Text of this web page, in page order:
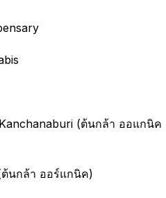
(ต้นกล้า ออแกนิค
นกล้า ออร์แกนิค)